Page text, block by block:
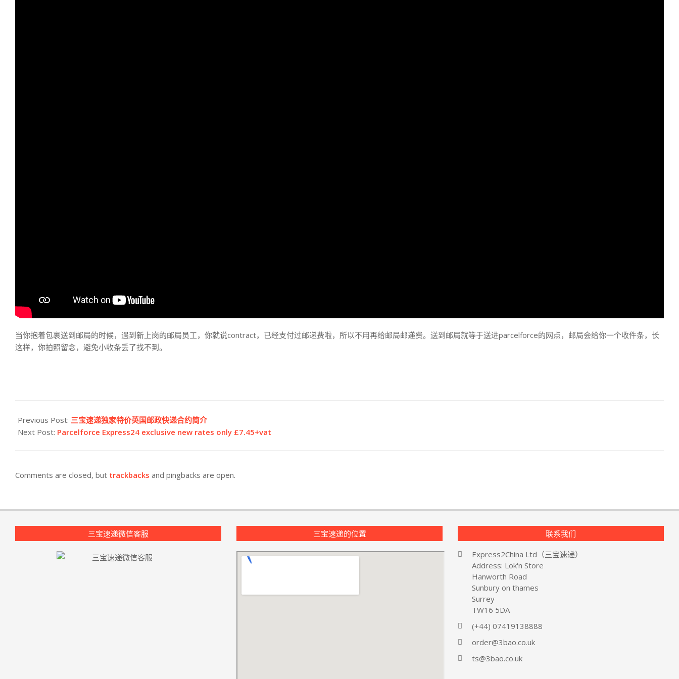
当你抱着包裹送到邮局的时候，遇到新上岗的邮局员工，你就说contract，已经支付过邮递费啦，所以不用再给邮局邮递费。送到邮局就等于送进parcelforce的网点，邮局会给你一个收件条，长
这样，你拍照留念，避免小收条丢了找不到。
12-
16
Previous Post: 三宝速递独家特价英国邮政快递合约简介
Next Post: Parcelforce Express24 exclusive new rates only £7.45+vat
Comments are closed, but trackbacks and pingbacks are open.
三宝速递微信客服 三宝速递的位置 联系我们
Express2China Ltd（三宝速递）
Address: Lok'n Store
Hanworth Road
Sunbury on thames
Surrey
TW16 5DA
(+44) 07419138888
order@3bao.co.uk
ts@3bao.co.uk